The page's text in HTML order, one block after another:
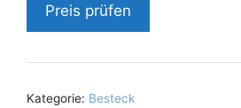
Preis prüfen
Kategorie: Besteck